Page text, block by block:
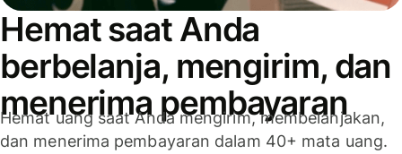
Hemat saat Anda
berbelanja, mengirim, dan
menerima pembayaran
Hemat uang saat Anda mengirim, membelanjakan,
dan menerima pembayaran dalam 40+ mata uang.